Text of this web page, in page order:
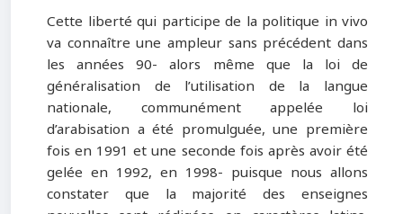
Cette liberté qui participe de la politique in vivo
va connaître une ampleur sans précédent dans
les années 90- alors même que la loi de
généralisation de l’utilisation de la langue
nationale, communément appelée loi
d’arabisation a été promulguée, une première
fois en 1991 et une seconde fois après avoir été
gelée en 1992, en 1998- puisque nous allons
constater que la majorité des enseignes